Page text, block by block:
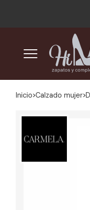
Inicio calzado mujer